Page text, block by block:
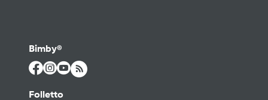
Bimby®
Folletto